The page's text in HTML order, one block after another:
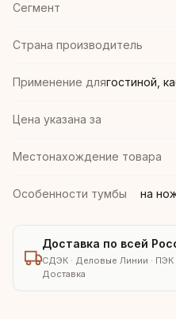
Сегмент
Страна производитель
Применение длягостиной,
Цена указана за
Местонахождение товара
Особенности тумбы на
Доставка по всей
СДЭК · Деловые Линии · ПЭК
Доставка